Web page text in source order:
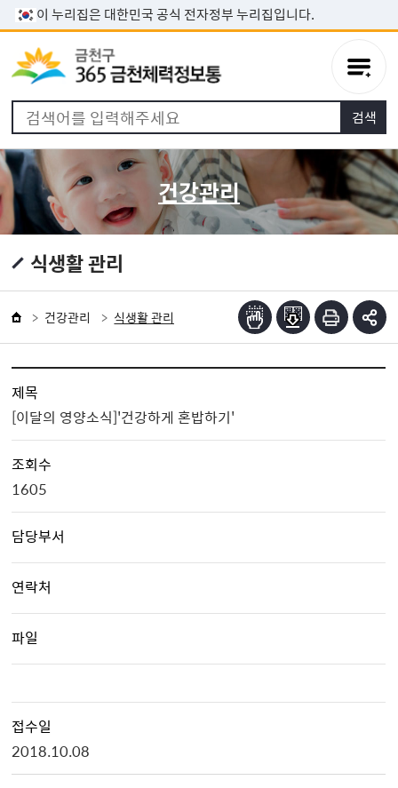
본문 바로가기
이 누리집은 대한민국 공식 전자정부 누리집입니다.
건강관리
식생활 관리
건강관리 식생활 관리
제목
[이달의 영양소식]'건강하게 혼밥하기'
조회수
1605
담당부서
연락처
파일
접수일
2018.10.08